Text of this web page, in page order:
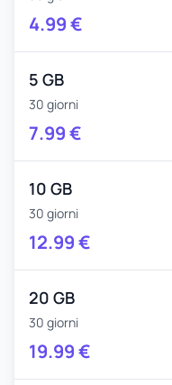
4.99€
5 GB
30 giorni
7.99€
10 GB
30 giorni
12.99€
20 GB
30 giorni
19.99€